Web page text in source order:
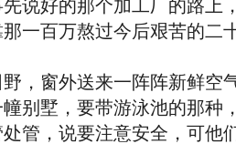
好的那个加工厂的路上
一百万熬过今后艰苦的二
窗外送来一阵阵新鲜空
别墅，要带游泳池的那种
管，说要注意安全，可他